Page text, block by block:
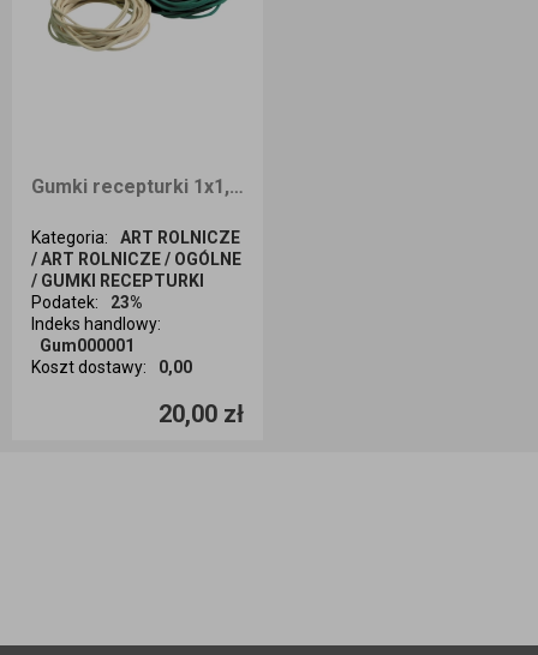
Gumki recepturki 1x1,2 1kg
Kategoria:
ART ROLNICZE
/ ART ROLNICZE / OGÓLNE
/ GUMKI RECEPTURKI
Podatek:
23%
Indeks handlowy:
Gum000001
Koszt dostawy: 0,00
20,00 zł
Ilość sztuk